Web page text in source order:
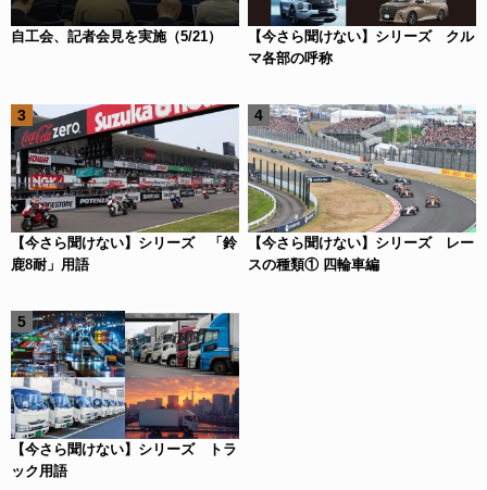
自工会、記者会見を実施（5/21）
【今さら聞けない】シリーズ クル
マ各部の呼称
【今さら聞けない】シリーズ 「鈴
鹿8耐」用語
【今さら聞けない】シリーズ レー
スの種類① 四輪車編
【今さら聞けない】シリーズ トラ
ック用語